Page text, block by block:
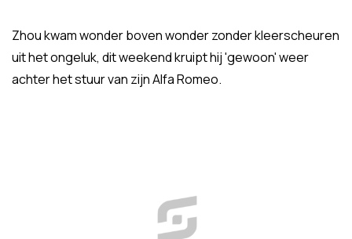
Zhou kwam wonder boven wonder zonder kleerscheuren
uit het ongeluk, dit weekend kruipt hij 'gewoon' weer
achter het stuur van zijn Alfa Romeo.